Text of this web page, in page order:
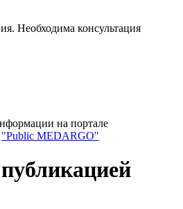
Необходима консультация
на портале
"Public MEDARGO"